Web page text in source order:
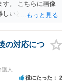
す。 こちらに画像
しいと思います
が少なくなるとい
の捜査が及んだけ
の対応につ
護人
役にたった 2